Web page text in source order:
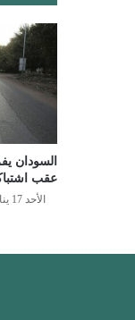
السودان
عقب
الأحد 17 يناير 2021 - 10:22 مساءً